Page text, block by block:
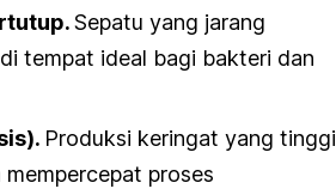
Sepatu yang jarang
tempat ideal bagi bakteri dan
Produksi keringat yang tinggi
proses